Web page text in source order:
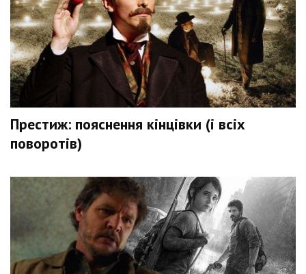
Престиж: пояснення кінцівки (і всіх
поворотів)